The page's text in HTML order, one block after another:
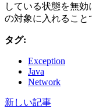
している状態を無
の対象に入れること
タグ:
Exception
Java
Network
新しい記事